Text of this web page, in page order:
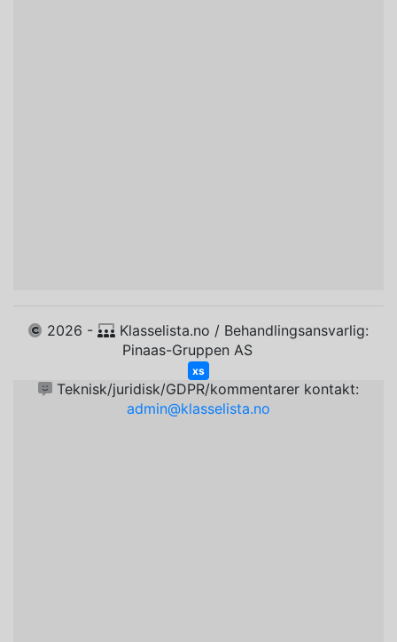
2026 -
Klasselista.no / Behandlingsansvarlig:
Pinaas-Gruppen AS
xs
Teknisk/juridisk/GDPR/kommentarer kontakt:
admin@klasselista.no